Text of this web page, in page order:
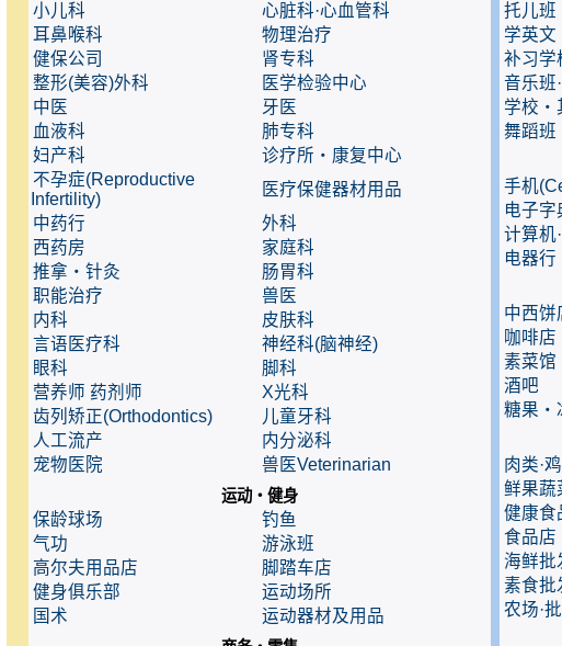
小儿科
心脏科·心血管科
耳鼻喉科
物理治疗
健保公司
肾专科
整形(美容)外科
医学检验中心
中医
牙医
血液科
肺专科
妇产科
诊疗所・康复中心
不孕症(Reproductive
Infertility)
医疗保健器材用品
中药行
外科
西药房
家庭科
推拿・针灸
肠胃科
职能治疗
兽医
内科
皮肤科
言语医疗科
神经科(脑神经)
眼科
脚科
营养师 药剂师
X光科
齿列矫正(Orthodontics)
儿童牙科
人工流产
内分泌科
宠物医院
兽医Veterinarian
运动・健身
保龄球场
钓鱼
气功
游泳班
高尔夫用品店
脚踏车店
健身俱乐部
运动场所
国术
运动器材及用品
托儿班
学英文
补习学
音乐班
学校・
舞蹈班
手机
电子字
计算机
电器行
中西饼
咖啡店
素菜馆
酒吧
糖果・
肉类·
鲜果蔬
健康食
食品店
海鲜批
素食批
农场·